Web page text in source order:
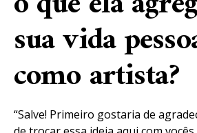
sua vida
como artista?
“Salve! Primeiro gostaria de